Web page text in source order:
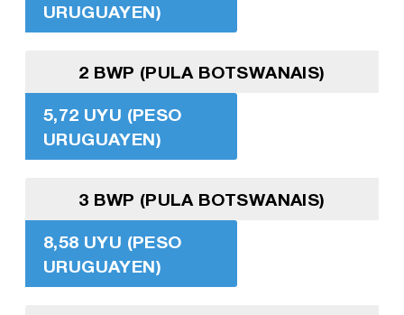
URUGUAYEN)
2 BWP (PULA BOTSWANAIS)
5,72 UYU (PESO
URUGUAYEN)
3 BWP (PULA BOTSWANAIS)
8,58 UYU (PESO
URUGUAYEN)